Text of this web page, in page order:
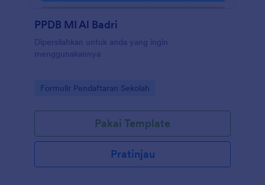
PPDB MI Al Badri
Dipersilahkan untuk anda yang ingin
menggunakannya
Go to Category:
Formulir Pendaftaran Sekolah
Pakai Template
Pratinjau